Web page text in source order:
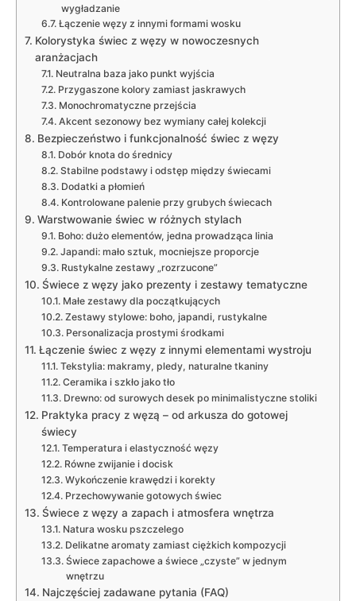
wygładzanie
Łączenie węzy z innymi formami wosku
Kolorystyka świec z węzy w nowoczesnych
aranżacjach
Neutralna baza jako punkt wyjścia
Przygaszone kolory zamiast jaskrawych
Monochromatyczne przejścia
Akcent sezonowy bez wymiany całej kolekcji
Bezpieczeństwo i funkcjonalność świec z węzy
Dobór knota do średnicy
Stabilne podstawy i odstęp między świecami
Dodatki a płomień
Kontrolowane palenie przy grubych świecach
Warstwowanie świec w różnych stylach
Boho: dużo elementów, jedna prowadząca linia
Japandi: mało sztuk, mocniejsze proporcje
Rustykalne zestawy „rozrzucone”
Świece z węzy jako prezenty i zestawy tematyczne
Małe zestawy dla początkujących
Zestawy stylowe: boho, japandi, rustykalne
Personalizacja prostymi środkami
Łączenie świec z węzy z innymi elementami wystroju
Tekstylia: makramy, pledy, naturalne tkaniny
Ceramika i szkło jako tło
Drewno: od surowych desek po minimalistyczne stoliki
Praktyka pracy z węzą – od arkusza do gotowej
świecy
Temperatura i elastyczność węzy
Równe zwijanie i docisk
Wykończenie krawędzi i korekty
Przechowywanie gotowych świec
Świece z węzy a zapach i atmosfera wnętrza
Natura wosku pszczelego
Delikatne aromaty zamiast ciężkich kompozycji
Świece zapachowe a świece „czyste” w jednym
wnętrzu
Najczęściej zadawane pytania (FAQ)